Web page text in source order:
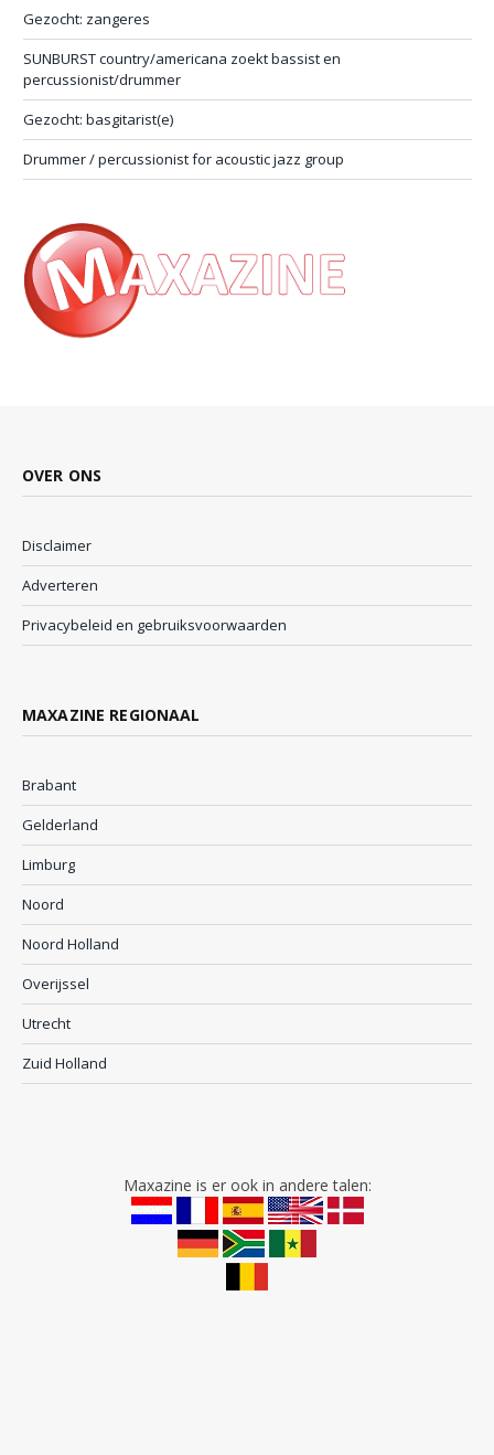
Gezocht: zangeres
SUNBURST country/americana zoekt bassist en
percussionist/drummer
Gezocht: basgitarist(e)
Drummer / percussionist for acoustic jazz group
OVER ONS
Disclaimer
Adverteren
Privacybeleid en gebruiksvoorwaarden
MAXAZINE REGIONAAL
Brabant
Gelderland
Limburg
Noord
Noord Holland
Overijssel
Utrecht
Zuid Holland
Maxazine is er ook in andere talen: